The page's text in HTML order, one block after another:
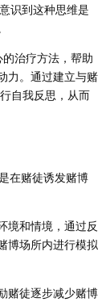
识到这种思维是
治疗方法，帮助
力。通过建立与赌
自我反思，从而
在赌徒诱发赌博
境和情境，通过反
博场所内进行模拟
赌徒逐步减少赌博